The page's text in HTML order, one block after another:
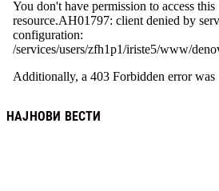
НАЈНОВИ ВЕСТИ